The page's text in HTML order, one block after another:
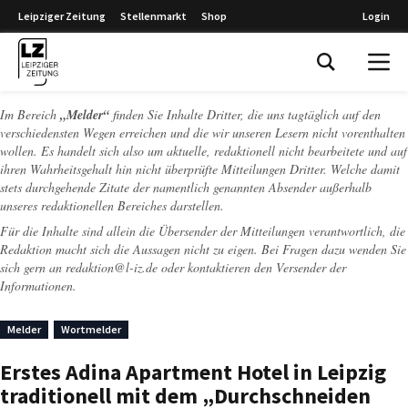
Leipziger Zeitung Stellenmarkt Shop Login
Im Bereich „Melder“ finden Sie Inhalte Dritter, die uns tagtäglich auf den
verschiedensten Wegen erreichen und die wir unseren Lesern nicht vorenthalten
wollen. Es handelt sich also um aktuelle, redaktionell nicht bearbeitete und auf
ihren Wahrheitsgehalt hin nicht überprüfte Mitteilungen Dritter. Welche damit
stets durchgehende Zitate der namentlich genannten Absender außerhalb
unseres redaktionellen Bereiches darstellen.
Für die Inhalte sind allein die Übersender der Mitteilungen verantwortlich, die
Redaktion macht sich die Aussagen nicht zu eigen. Bei Fragen dazu wenden Sie
sich gern an redaktion@l-iz.de oder kontaktieren den Versender der
Informationen.
Melder Wortmelder
Erstes Adina Apartment Hotel in Leipzig
traditionell mit dem „Durchschneiden